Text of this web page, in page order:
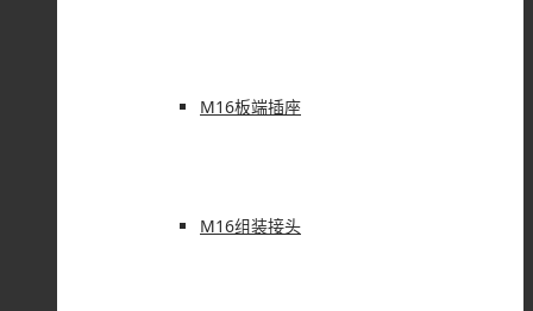
M16板端插座
M16组装接头